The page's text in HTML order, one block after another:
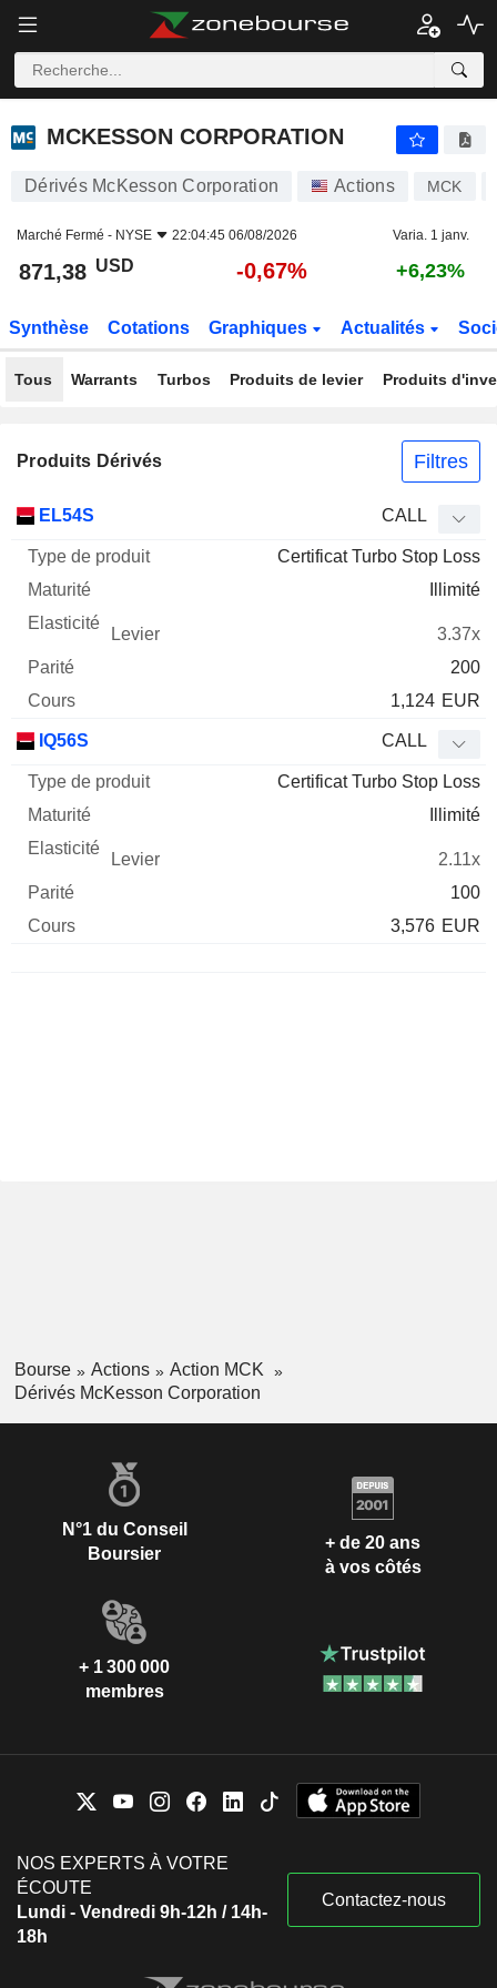
MCKESSON CORPORATION
MCKESSON CORPORATION
Dérivés McKesson Corporation Actions MCK
Marché Fermé - NYSE 22:04:45 06/08/2026 Varia. 1 janv.
871,38 USD -0,67% +6,23%
Synthèse Cotations Graphiques Actualités
Tous Warrants Turbos Produits de levier Produits
Produits Dérivés Filtres
Mnemo Type produit
Elasticité Levier Parité
EL54S CALL
Certificat Turbo Stop Loss
Illimité
3.37x
200
1,124 EUR
IQ56S CALL
Certificat Turbo Stop Loss
Illimité
2.11x
100
3,576 EUR
Bourse Actions
Action MCK
Dérivés McKesson Corporation
N°1 du Conseil
Boursier
+ de 20 ans
à vos côtés
+ 1 300 000
membres
NOS EXPERTS À VOTRE
ÉCOUTE
Lundi - Vendredi 9h-12h / 14h-
18h
Contactez-nous